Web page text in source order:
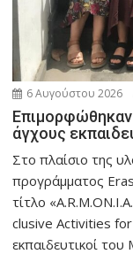
6 Αυγούστου 2026
Eπιμορφώθηκαν
άγχους
Στο πλαίσιο της
προγράμματος
τίτλο
clusive Activities
εκπαιδευτικοί